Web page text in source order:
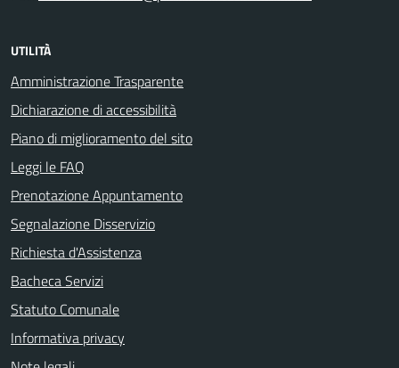
UTILITÀ
Amministrazione Trasparente
Dichiarazione di accessibilità
Piano di miglioramento del sito
Leggi le FAQ
Prenotazione Appuntamento
Segnalazione Disservizio
Richiesta d'Assistenza
Bacheca Servizi
Statuto Comunale
Informativa privacy